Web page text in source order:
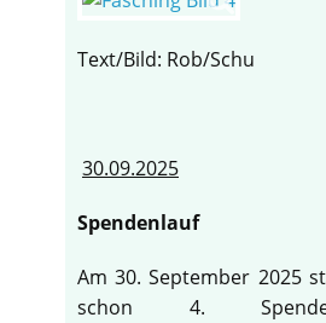
Text/Bild: Rob/Schu
30.09.2025
Spendenlauf
Am 30. September 2025
schon 4.